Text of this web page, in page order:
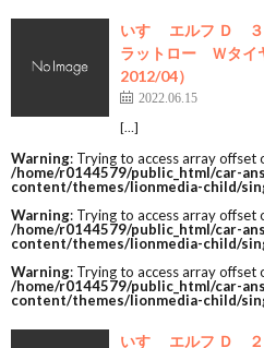
いすゞ エルフ Ｄ
ラットロー Ｗタイ
2012/04）
2022.06.15
[…]
Warning: Trying to access array offset
/home/r0144579/public_html/car-
content/themes/lionmedia-child/
Warning: Trying to access array offset
/home/r0144579/public_html/car-
content/themes/lionmedia-child/
Warning: Trying to access array offset
/home/r0144579/public_html/car-
content/themes/lionmedia-child/
いすゞ エルフ Ｄ